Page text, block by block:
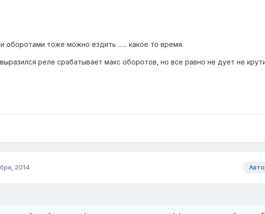
оборотами тоже можно ездить ...... какое то время.
реле срабатывает макс оборотов, но все равно не дует не
2014